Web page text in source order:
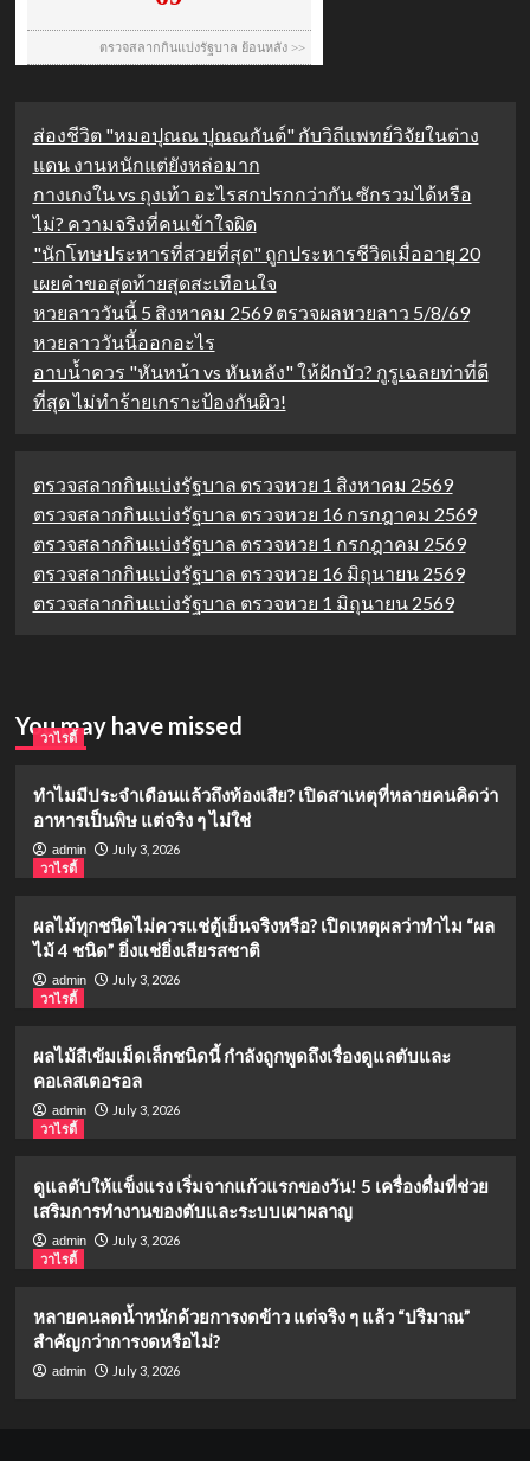
ส่องชีวิต "หมอปุณณ ปุณณกันต์" กับวิถีแพทย์วิจัยในต่าง
แดน งานหนักแต่ยังหล่อมาก
กางเกงใน vs ถุงเท้า อะไรสกปรกกว่ากัน ซักรวมได้หรือ
ไม่? ความจริงที่คนเข้าใจผิด
"นักโทษประหารที่สวยที่สุด" ถูกประหารชีวิตเมื่ออายุ 20
เผยคำขอสุดท้ายสุดสะเทือนใจ
หวยลาววันนี้ 5 สิงหาคม 2569 ตรวจผลหวยลาว 5/8/69
หวยลาววันนี้ออกอะไร
อาบน้ำควร "หันหน้า vs หันหลัง" ให้ฝักบัว? กูรูเฉลยท่าที่ดี
ที่สุด ไม่ทำร้ายเกราะป้องกันผิว!
ตรวจสลากกินแบ่งรัฐบาล ตรวจหวย 1 สิงหาคม 2569
ตรวจสลากกินแบ่งรัฐบาล ตรวจหวย 16 กรกฎาคม 2569
ตรวจสลากกินแบ่งรัฐบาล ตรวจหวย 1 กรกฎาคม 2569
ตรวจสลากกินแบ่งรัฐบาล ตรวจหวย 16 มิถุนายน 2569
ตรวจสลากกินแบ่งรัฐบาล ตรวจหวย 1 มิถุนายน 2569
You may have missed
วาไรตี้
ทำไมมีประจำเดือนแล้วถึงท้องเสีย? เปิดสาเหตุที่หลายคนคิดว่า
อาหารเป็นพิษ แต่จริง ๆ ไม่ใช่
admin
July 3, 2026
วาไรตี้
ผลไม้ทุกชนิดไม่ควรแช่ตู้เย็นจริงหรือ? เปิดเหตุผลว่าทำไม “ผล
ไม้ 4 ชนิด” ยิ่งแช่ยิ่งเสียรสชาติ
admin
July 3, 2026
วาไรตี้
ผลไม้สีเข้มเม็ดเล็กชนิดนี้ กำลังถูกพูดถึงเรื่องดูแลตับและ
คอเลสเตอรอล
admin
July 3, 2026
วาไรตี้
ดูแลตับให้แข็งแรง เริ่มจากแก้วแรกของวัน! 5 เครื่องดื่มที่ช่วย
เสริมการทำงานของตับและระบบเผาผลาญ
admin
July 3, 2026
วาไรตี้
หลายคนลดน้ำหนักด้วยการงดข้าว แต่จริง ๆ แล้ว “ปริมาณ”
สำคัญกว่าการงดหรือไม่?
admin July 3, 2026